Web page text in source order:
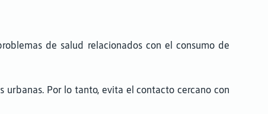
de salud relacionados con el consumo de
Por lo tanto, evita el contacto cercano con